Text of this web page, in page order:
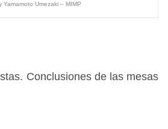
Yamamoto Umezaki – MIMP
Conclusiones de las mesas